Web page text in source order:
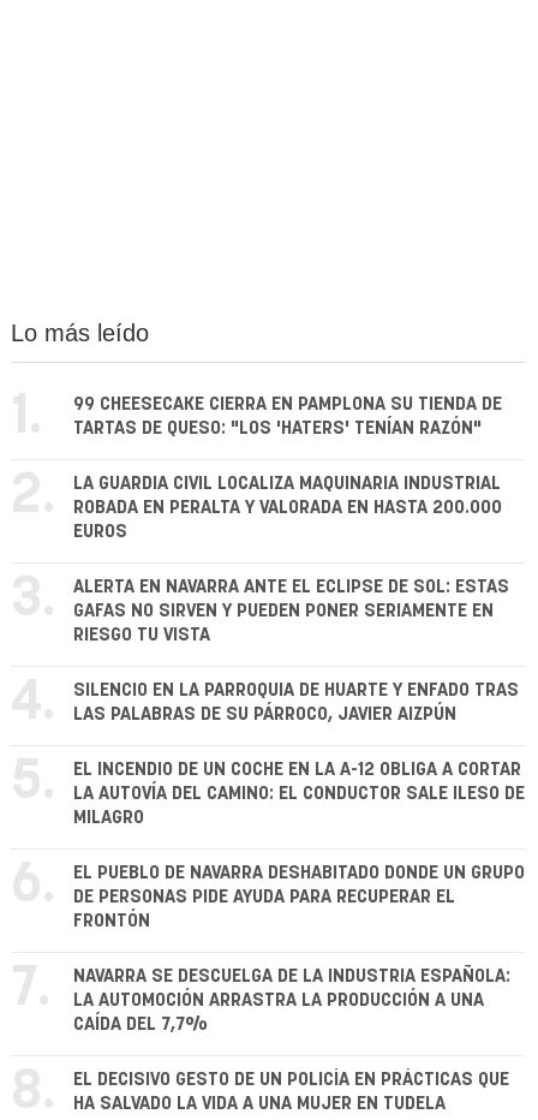
Lo más leído
1.
99 CHEESECAKE CIERRA EN PAMPLONA SU TIENDA DE
TARTAS DE QUESO: "LOS 'HATERS' TENÍAN RAZÓN"
2.
LA GUARDIA CIVIL LOCALIZA MAQUINARIA INDUSTRIAL
ROBADA EN PERALTA Y VALORADA EN HASTA 200.000
EUROS
3.
ALERTA EN NAVARRA ANTE EL ECLIPSE DE SOL: ESTAS
GAFAS NO SIRVEN Y PUEDEN PONER SERIAMENTE EN
RIESGO TU VISTA
4.
SILENCIO EN LA PARROQUIA DE HUARTE Y ENFADO TRAS
LAS PALABRAS DE SU PÁRROCO, JAVIER AIZPÚN
5.
EL INCENDIO DE UN COCHE EN LA A-12 OBLIGA A CORTAR
LA AUTOVÍA DEL CAMINO: EL CONDUCTOR SALE ILESO DE
MILAGRO
6.
EL PUEBLO DE NAVARRA DESHABITADO DONDE UN GRUPO
DE PERSONAS PIDE AYUDA PARA RECUPERAR EL
FRONTÓN
7.
NAVARRA SE DESCUELGA DE LA INDUSTRIA ESPAÑOLA:
LA AUTOMOCIÓN ARRASTRA LA PRODUCCIÓN A UNA
CAÍDA DEL 7,7%
8.
EL DECISIVO GESTO DE UN POLICÍA EN PRÁCTICAS QUE
HA SALVADO LA VIDA A UNA MUJER EN TUDELA